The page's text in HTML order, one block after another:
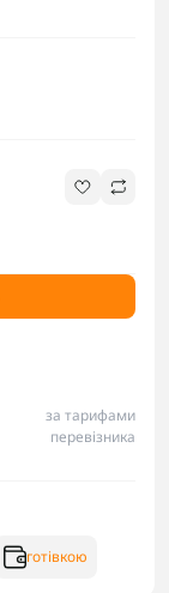
за тарифами
перевізника
готівкою